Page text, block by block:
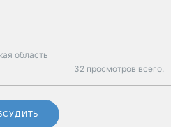
область
32 просмотров всего.